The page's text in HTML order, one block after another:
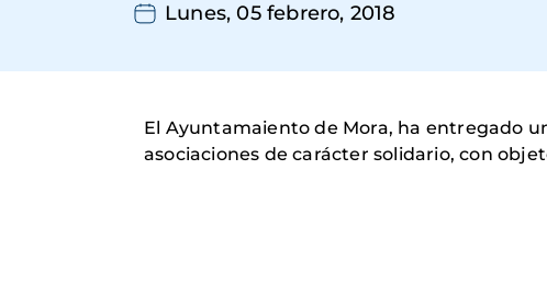
Lunes, 05 febrero, 2018
El Ayuntamaiento de Mora, ha entregado
asociaciones de carácter solidario, con